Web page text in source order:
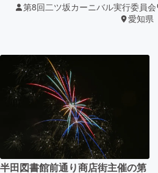
テクノロジー・ガジェット
映像・映画
ビジネス・起業
まちづくり・地域活性化
第8回二ツ坂カーニバル実行委員会
愛知県
半田図書館前通り商店街主催の第